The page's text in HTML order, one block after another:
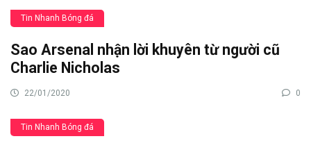
Tin Nhanh Bóng đá
Sao Arsenal nhận lời khuyên từ người cũ
Charlie Nicholas
22/01/2020 0
Tin Nhanh Bóng đá